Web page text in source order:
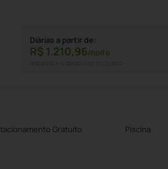
Diárias a partir de:
R$ 1.210,96/noite
Gratuito Piscina